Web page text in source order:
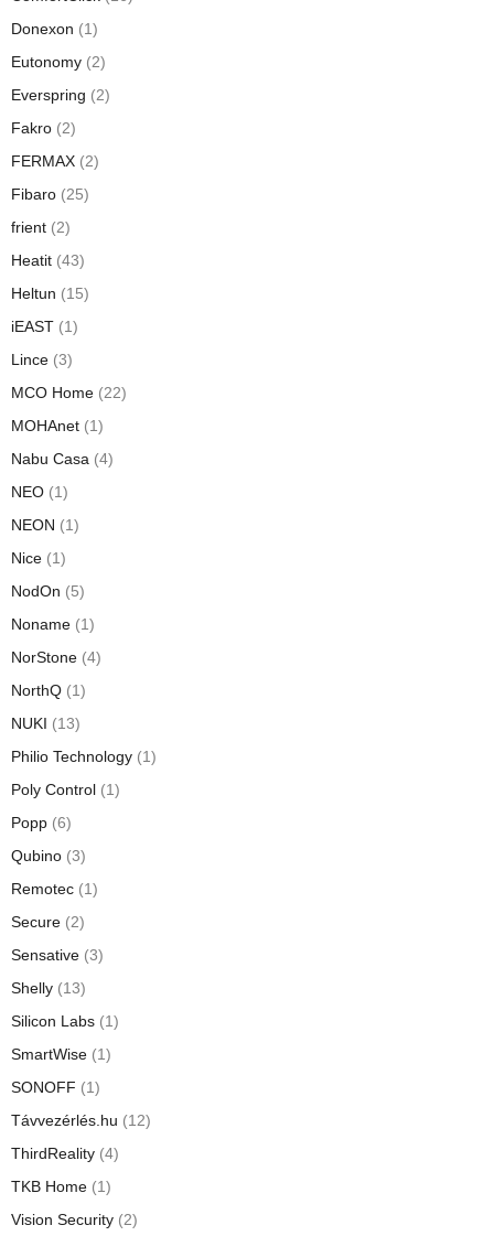
Donexon (1)
Eutonomy (2)
Everspring (2)
Fakro (2)
FERMAX (2)
Fibaro (25)
frient (2)
Heatit (43)
Heltun (15)
iEAST (1)
Lince (3)
MCO Home (22)
MOHAnet (1)
Nabu Casa (4)
NEO (1)
NEON (1)
Nice (1)
NodOn (5)
Noname (1)
NorStone (4)
NorthQ (1)
NUKI (13)
Philio Technology (1)
Poly Control (1)
Popp (6)
Qubino (3)
Remotec (1)
Secure (2)
Sensative (3)
Shelly (13)
Silicon Labs (1)
SmartWise (1)
SONOFF (1)
Távvezérlés.hu (12)
ThirdReality (4)
TKB Home (1)
Vision Security (2)